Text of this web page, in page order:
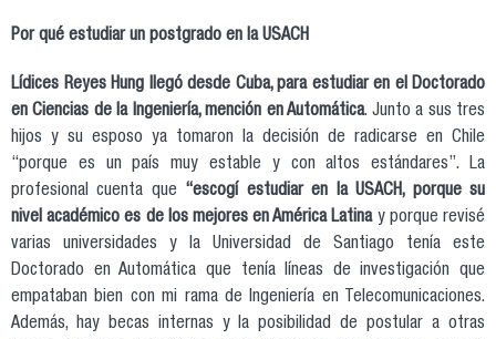
Por qué estudiar un postgrado en la USACH
Lídices Reyes Hung llegó desde Cuba, para estudiar en el Doctorado
en Ciencias de la Ingeniería, mención en Automática. Junto a sus tres
hijos y su esposo ya tomaron la decisión de radicarse en Chile
“porque es un país muy estable y con altos estándares”. La
profesional cuenta que “escogí estudiar en la USACH, porque su
nivel académico es de los mejores en América Latinay porque revisé
varias universidades y la Universidad de Santiago tenía este
Doctorado en Automática que tenía líneas de investigación que
empataban bien con mi rama de Ingeniería en Telecomunicaciones.
Además, hay becas internas y la posibilidad de postular a otras